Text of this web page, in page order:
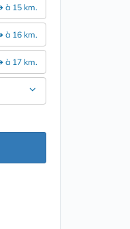
à 15 km.
à 16 km.
à 17 km.